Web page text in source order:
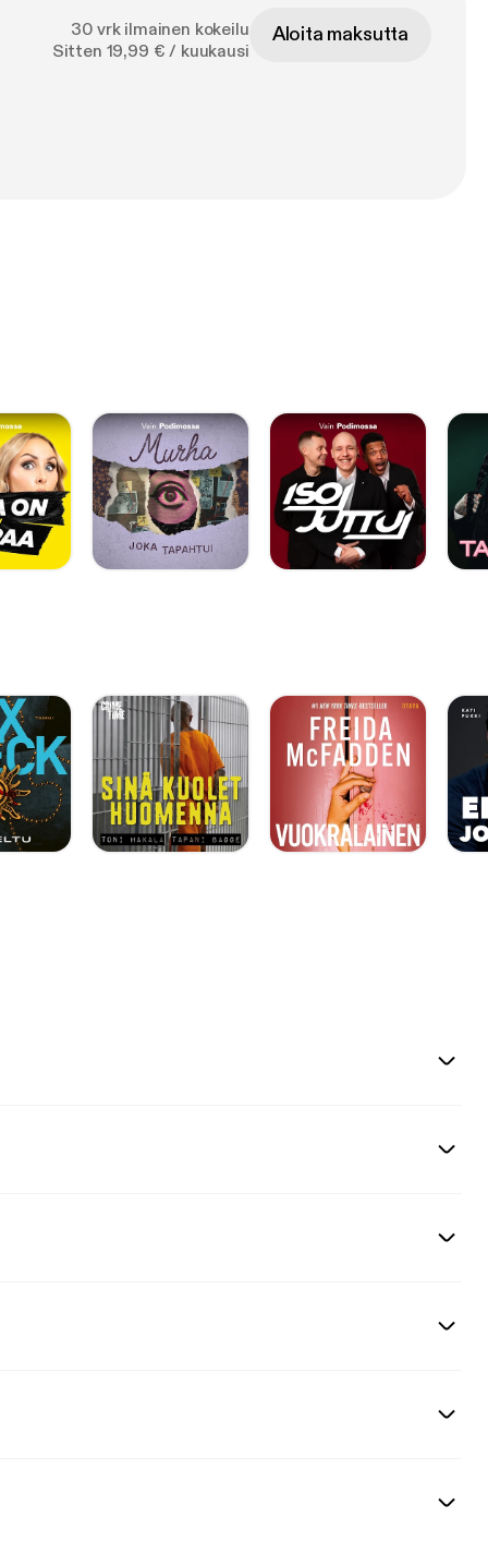
30 vrk ilmainen kokeilu
Sitten 19,99 € / kuukausi
Aloita maksutta